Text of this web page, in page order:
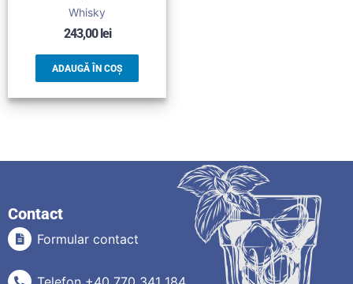
Whisky
243,00lei
ADAUGĂ ÎN COȘ
Contact
Formular contact